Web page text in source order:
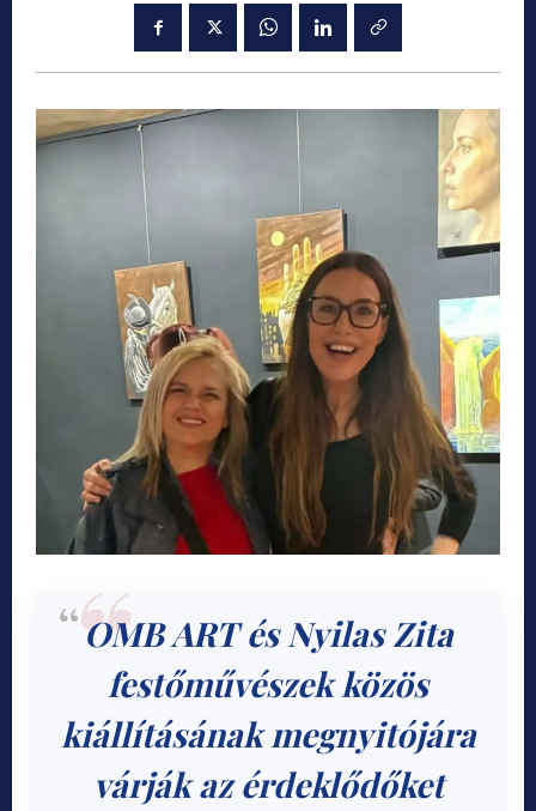
OMB ART és Nyilas Zita
festőművészek közös
kiállításának megnyitójára
várják az érdeklődőket